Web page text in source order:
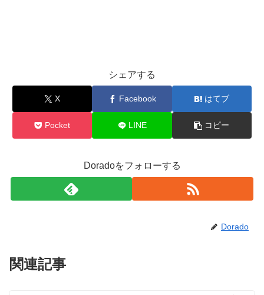
シェアする
X Facebook はてブ
Pocket LINE コピー
Doradoをフォローする
Dorado
関連記事